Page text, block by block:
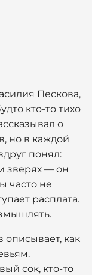
Пескова,
кто-то тихо
о
но в каждой
понял:
зверях — он
часто не
расплата.
описывает, как
сок, кто-то